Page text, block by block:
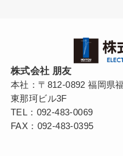
株式会社 朋友
本社：〒812-0892 福岡県
東那珂ビル3F
TEL：092-483-0069
FAX：092-483-0395